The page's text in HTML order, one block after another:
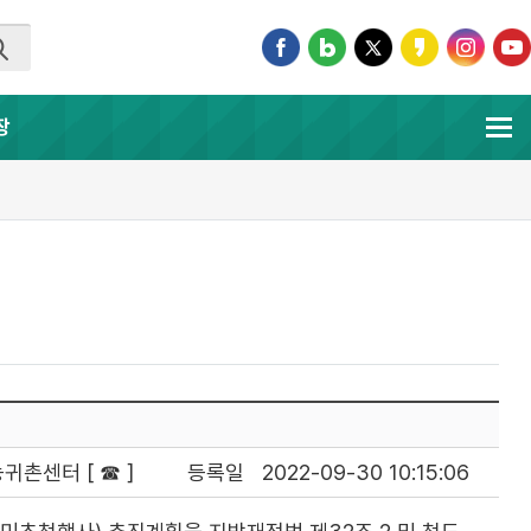
등록일
2022-09-30 10:15:06
귀촌센터 [ ☎ ]